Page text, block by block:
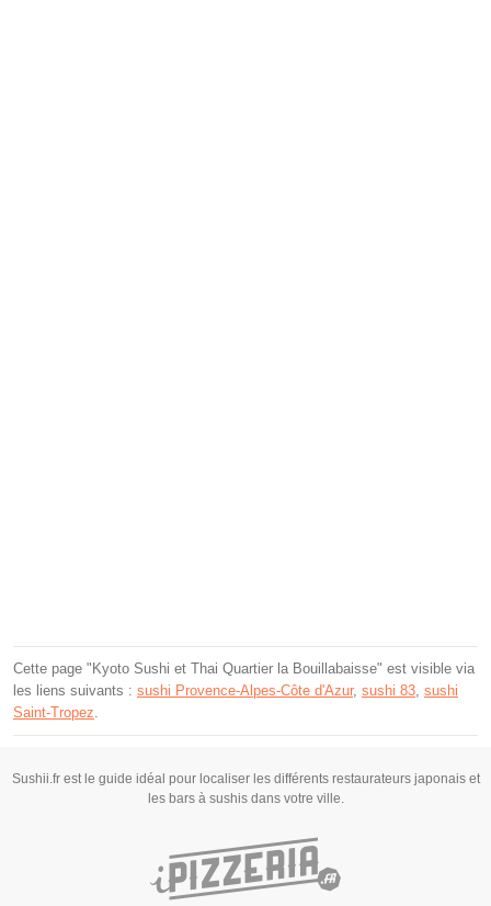
Cette page "Kyoto Sushi et Thai Quartier la Bouillabaisse" est visible via
les liens suivants : sushi Provence-Alpes-Côte d'Azur, sushi 83, sushi
Saint-Tropez.
Sushii.fr est le guide idéal pour localiser les différents restaurateurs japonais et
les bars à sushis dans votre ville.